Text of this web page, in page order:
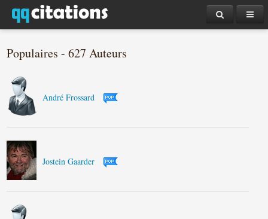
Populaires - 627 Auteurs
André Frossard
Jostein Gaarder